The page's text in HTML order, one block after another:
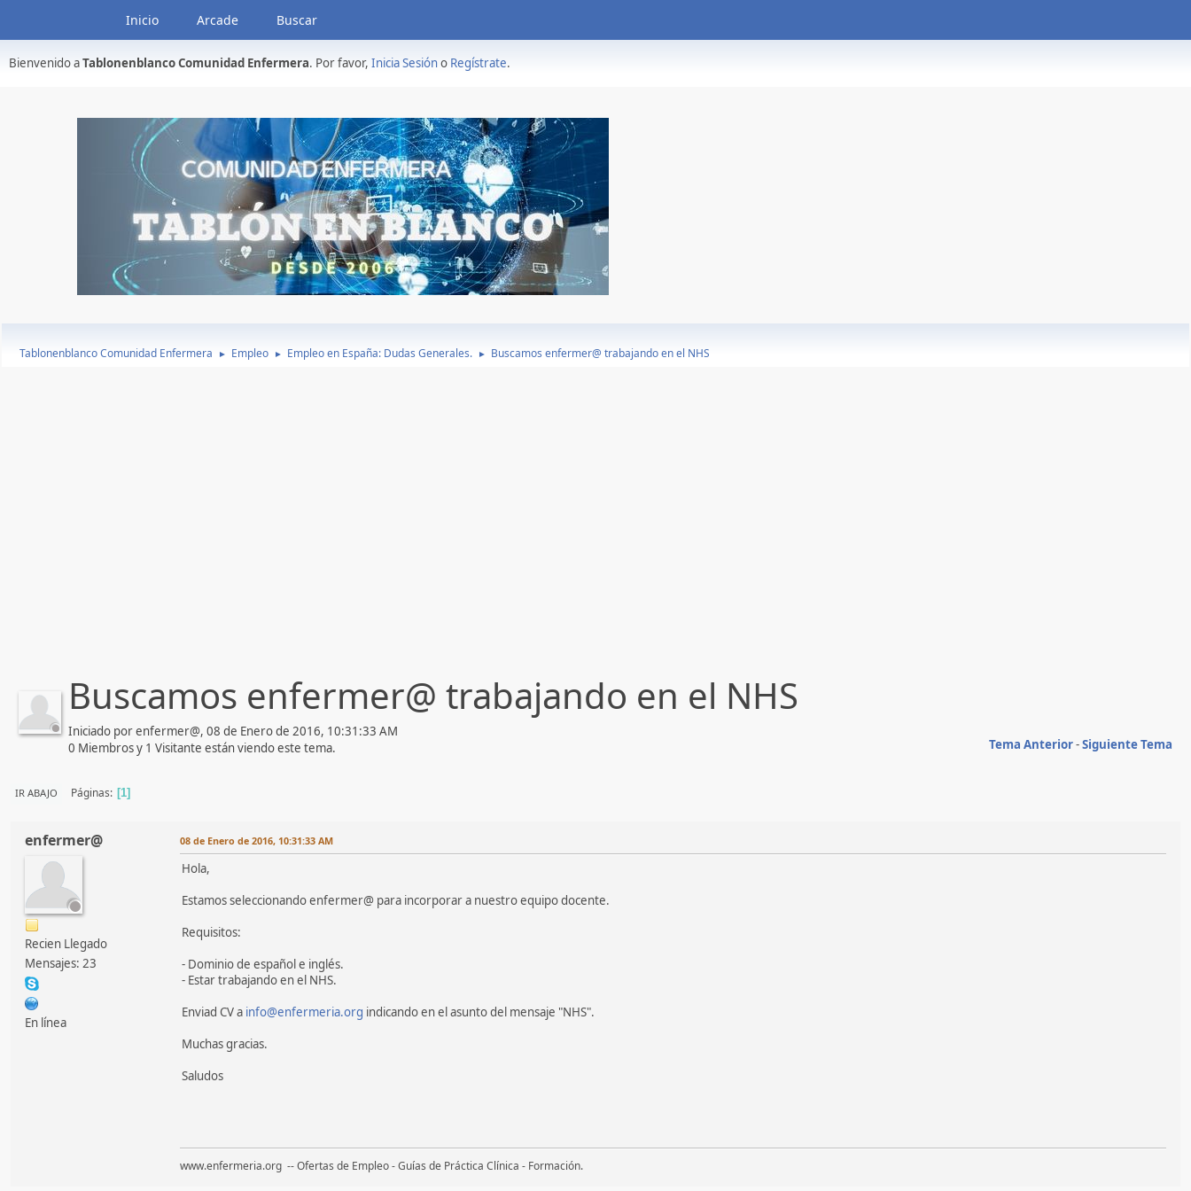
Inicio Arcade Buscar
Bienvenido aTablonenblanco Comunidad Enfermera. Por favor, Inicia Sesióno Regístrate.
Tablonenblanco Comunidad Enfermera ► Empleo ► Empleo en España: Dudas Generales. ► Buscamos enfermer@ trabajando en el NHS
Buscamos enfermer@ trabajando en el NHS
Iniciado por enfermer@, 08 de Enero de 2016, 10:31:33 AM
Tema Anterior-Siguiente Tema
0 Miembros y 1 Visitante están viendo este tema.
IR ABAJO Páginas 1
enfermer@
Recien Llegado
Mensajes: 23
En línea
08 de Enero de 2016, 10:31:33 AM
Hola,
Estamos seleccionando enfermer@ para incorporar a nuestro equipo docente.
Requisitos:
- Dominio de español e inglés.
- Estar trabajando en el NHS.
Enviad CV a info@enfermeria.org indicando en el asunto del mensaje "NHS".
Muchas gracias.
Saludos
www.enfermeria.org -- Ofertas de Empleo - Guías de Práctica Clínica - Formación.